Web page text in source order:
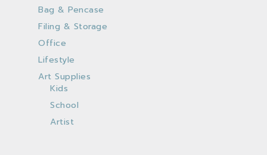
Bag & Pencase
Filing & Storage
Office
Lifestyle
Art Supplies
Kids
School
Artist